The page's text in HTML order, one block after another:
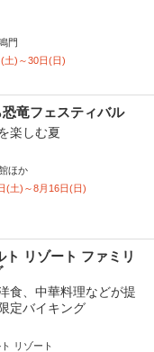
門
土)～30日(日)
竜フェスティバル
楽しむ夏
ほか
(土)～8月16日(日)
ト リゾート ファミリ
食、中華料理などが提
定バイキング
リゾート